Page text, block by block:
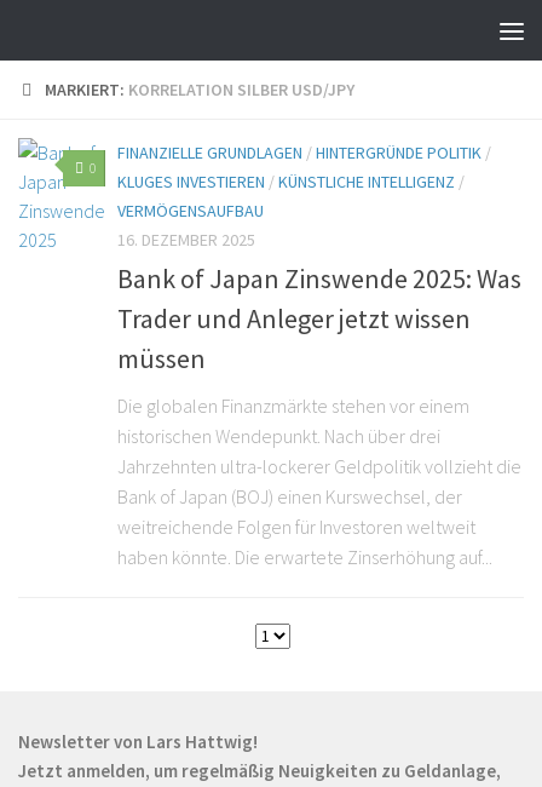
MARKIERT: KORRELATION SILBER USD/JPY
0
FINANZIELLE GRUNDLAGEN /HINTERGRÜNDE POLITIK /
KLUGES INVESTIEREN /KÜNSTLICHE INTELLIGENZ /
VERMÖGENSAUFBAU
16. DEZEMBER 2025
Bank of Japan Zinswende 2025: Was
Trader und Anleger jetzt wissen
müssen
Die globalen Finanzmärkte stehen vor einem
historischen Wendepunkt. Nach über drei
Jahrzehnten ultra-lockerer Geldpolitik vollzieht die
Bank of Japan (BOJ) einen Kurswechsel, der
weitreichende Folgen für Investoren weltweit
haben könnte. Die erwartete Zinserhöhung auf...
Newsletter von Lars Hattwig!
Jetzt anmelden, um regelmäßig Neuigkeiten zu Geldanlage,